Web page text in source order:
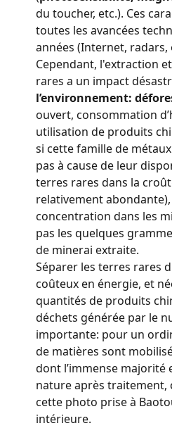
du toucher, etc.). Ces
toutes les avancées
années (Internet, radars,
Cependant, l'extraction
rares a un impact
l’environnement:
ouvert, consommation
utilisation de produits
si cette famille de
pas à cause de leur
terres rares dans la
relativement
concentration dans les
pas les quelques
de minerai extraite.
Séparer les terres rares
coûteux en énergie, et
quantités de produits
déchets générée par le
importante: pour un
de matières sont
dont l’immense majorité
nature après traitement,
cette photo prise à
intérieure.